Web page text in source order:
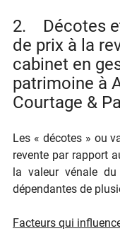
2.    Décotes
de prix à la
cabinet en
patrimoine à
Courtage &
Les « décotes » ou
revente par rapport
la valeur vénale
dépendantes de
Facteurs qui